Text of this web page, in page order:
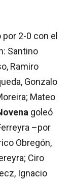
2-0 con el
Santino
Ramiro
Gonzalo
Mateo
goleó
–por
Obregón,
Ciro
Ignacio